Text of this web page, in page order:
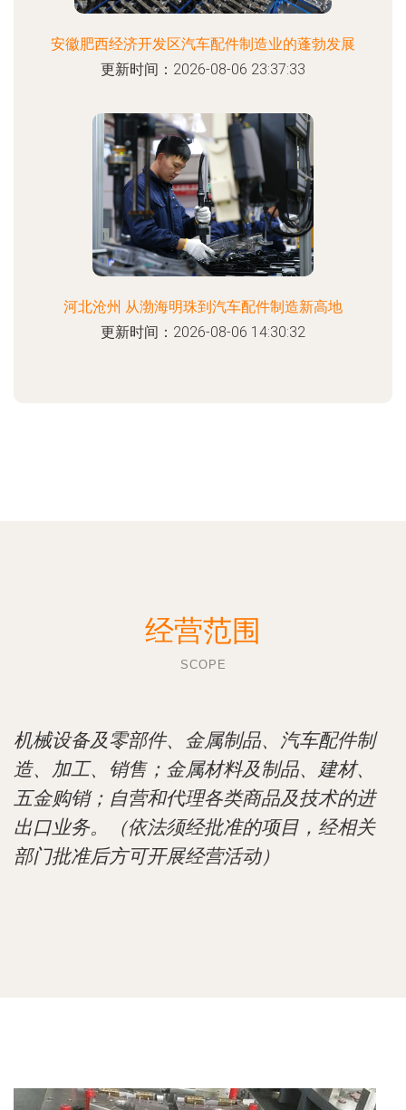
安徽肥西经济开发区汽车配件制造业的蓬勃发展
更新时间：2026-08-06 23:37:33
河北沧州 从渤海明珠到汽车配件制造新高地
更新时间：2026-08-06 14:30:32
经营范围
SCOPE
机械设备及零部件、金属制品、汽车配件制
造、加工、销售；金属材料及制品、建材、
五金购销；自营和代理各类商品及技术的进
出口业务。（依法须经批准的项目，经相关
部门批准后方可开展经营活动）